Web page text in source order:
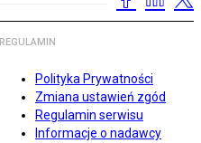
REGULAMIN
Polityka Prywatności
Zmiana ustawień zgód
Regulamin serwisu
Informacje o nadawcy